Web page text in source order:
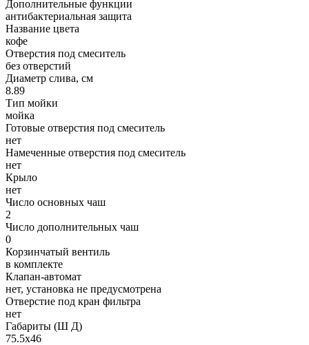
Дополнительные функции
антибактериальная защита
Название цвета
кофе
Отверстия под смеситель
без отверстий
Диаметр слива, см
8.89
Тип мойки
мойка
Готовые отверстия под смеситель
нет
Намеченные отверстия под смеситель
нет
Крыло
нет
Число основных чаш
2
Число дополнительных чаш
0
Корзинчатый вентиль
в комплекте
Клапан-автомат
нет, установка не предусмотрена
Отверстие под кран фильтра
нет
Габариты (Ш Д)
75.5х46